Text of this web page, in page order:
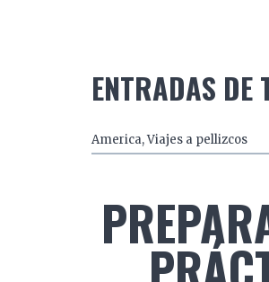
ENTRADAS DE
America,Viajes a pellizcos